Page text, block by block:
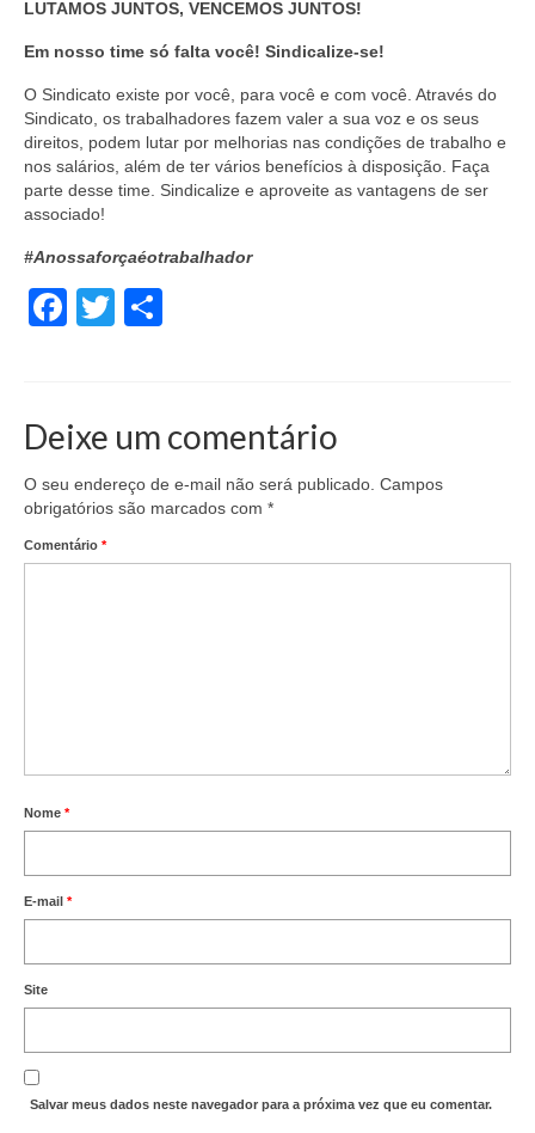
LUTAMOS JUNTOS, VENCEMOS JUNTOS!
Em nosso time só falta você! Sindicalize-se!
O Sindicato existe por você, para você e com você. Através do
Sindicato, os trabalhadores fazem valer a sua voz e os seus
direitos, podem lutar por melhorias nas condições de trabalho e
nos salários, além de ter vários benefícios à disposição. Faça
parte desse time. Sindicalize e aproveite as vantagens de ser
associado!
#Anossaforçaéotrabalhador
Facebook
Twitter
Deixe um comentário
O seu endereço de e-mail não será publicado. Campos
obrigatórios são marcados com *
Comentário *
Nome *
E-mail *
Site
Salvar meus dados neste navegador para a próxima vez que eu comentar.